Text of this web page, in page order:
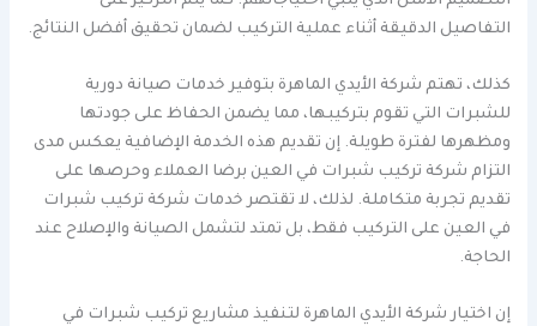
التفاصيل الدقيقة أثناء عملية التركيب لضمان تحقيق أفضل النتائج.
كذلك، تهتم شركة الأيدي الماهرة بتوفير خدمات صيانة دورية
للشبرات التي تقوم بتركيبها، مما يضمن الحفاظ على جودتها
ومظهرها لفترة طويلة. إن تقديم هذه الخدمة الإضافية يعكس مدى
التزام شركة تركيب شبرات في العين برضا العملاء وحرصها على
تقديم تجربة متكاملة. لذلك، لا تقتصر خدمات شركة تركيب شبرات
في العين على التركيب فقط، بل تمتد لتشمل الصيانة والإصلاح عند
الحاجة.
إن اختيار شركة الأيدي الماهرة لتنفيذ مشاريع تركيب شبرات في